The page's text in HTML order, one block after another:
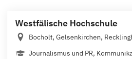
Westfälische Hochschule
Bocholt, Gelsenkirchen,
Journalismus und PR,